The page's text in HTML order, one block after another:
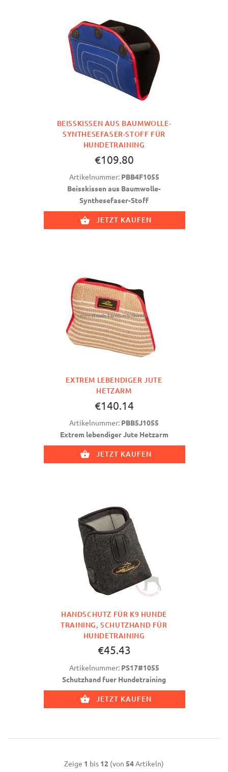
BEISSKISSEN AUS BAUMWOLLE-
SYNTHESEFASER-STOFF FÜR
HUNDETRAINING
€109.80
Artikelnummer: PBB4F1055
Beisskissen aus Baumwolle-
Synthesefaser-Stoff
JETZT KAUFEN
EXTREM LEBENDIGER JUTE
HETZARM
€140.14
Artikelnummer: PBB5J1055
Extrem lebendiger Jute Hetzarm
JETZT KAUFEN
HANDSCHUTZ FÜR K9 HUNDE
TRAINING, SCHUTZHAND FÜR
HUNDETRAINING
€45.43
Artikelnummer: PS17#1055
Schutzhand fuer Hundetraining
JETZT KAUFEN
Zeige 1 bis 12 (von 54Artikeln)